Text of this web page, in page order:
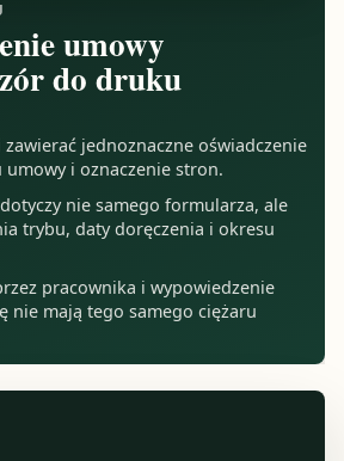
umowy
do druku
jednoznaczne oświadczenie
i oznaczenie stron.
dotyczy nie samego formularza, ale
trybu, daty doręczenia i okresu
pracownika i wypowiedzenie
nie mają tego samego ciężaru